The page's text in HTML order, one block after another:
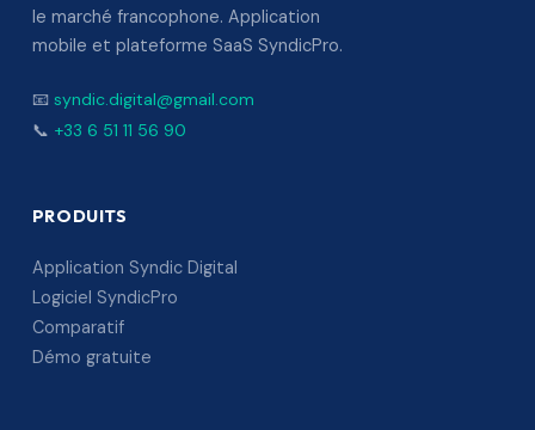
le marché francophone. Application
mobile et plateforme SaaS SyndicPro.
📧 syndic.digital@gmail.com
📞 +33 6 51 11 56 90
PRODUITS
Application Syndic Digital
Logiciel SyndicPro
Comparatif
Démo gratuite